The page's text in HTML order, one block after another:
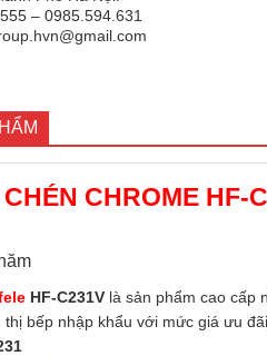
– 0985.594.631
CHROME HF-
HF-C231V là sản phẩm cao cấp
thị bếp nhập khẩu với mức giá ưu